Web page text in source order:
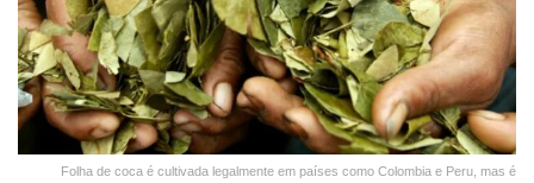
Folha de coca é cultivada legalmente em países como Colombia e Peru, mas é